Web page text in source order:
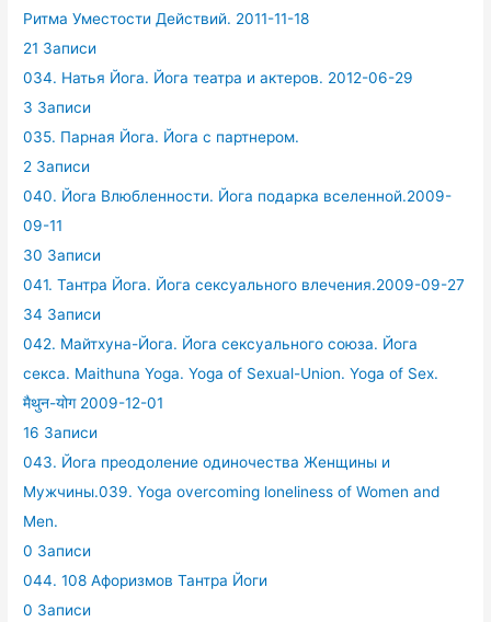
Ритма Уместости Действий. 2011-11-18
21 Записи
034. Натья Йога. Йога театра и актеров. 2012-06-29
3 Записи
035. Парная Йога. Йога с партнером.
2 Записи
040. Йога Влюбленности. Йога подарка вселенной.2009-
09-11
30 Записи
041. Тантра Йога. Йога сексуального влечения.2009-09-27
34 Записи
042. Майтхуна-Йога. Йога сексуального союза. Йога
секса. Maithuna Yoga. Yoga of Sexual-Union. Yoga of Sex.
मैथुन-योग 2009-12-01
16 Записи
043. Йога преодоление одиночества Женщины и
Мужчины.039. Yoga overcoming loneliness of Women and
Men.
0 Записи
044. 108 Афоризмов Тантра Йоги
0 Записи